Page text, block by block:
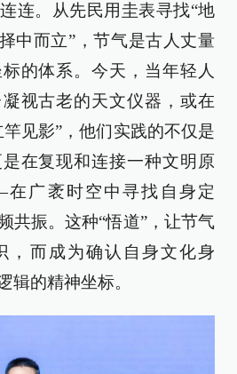
连。从先民用圭表寻找“地
中而立”，节气是古人丈量
的体系。今天，当年轻人
视古老的天文仪器，或在
见影”，他们实践的不仅是
在复现和连接一种文明原
广袤时空中寻找自身定
共振。这种“悟道”，让节气
，而成为确认自身文化身
辑的精神坐标。